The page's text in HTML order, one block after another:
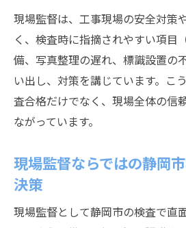
現場監督は、工事現場の安全対策
く、検査時に指摘されやすい項目
備、写真整理の遅れ、標識設置の
い出し、対策を講じています。こ
査合格だけでなく、現場全体の信
ながっています。
現場監督ならではの静岡
決策
現場監督として静岡市の検査で直